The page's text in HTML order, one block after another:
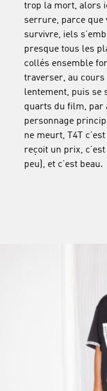
trop la mort, alors
serrure, parce que
survivre, iels
presque tous les
collés ensemble
traverser, au cours
lentement, puis se
quarts du film, par
personnage
ne meurt, T4T
reçoit un prix,
peu), et c’est beau.